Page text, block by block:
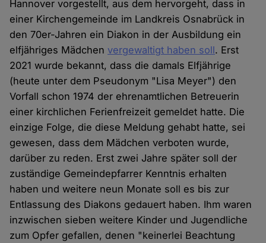
Hannover vorgestellt, aus dem hervorgeht, dass in
einer Kirchengemeinde im Landkreis Osnabrück in
den 70er-Jahren ein Diakon in der Ausbildung ein
elfjähriges Mädchenvergewaltigt haben soll. Erst
2021 wurde bekannt, dass die damals Elfjährige
(heute unter dem Pseudonym "Lisa Meyer") den
Vorfall schon 1974 der ehrenamtlichen Betreuerin
einer kirchlichen Ferienfreizeit gemeldet hatte. Die
einzige Folge, die diese Meldung gehabt hatte, sei
gewesen, dass dem Mädchen verboten wurde,
darüber zu reden. Erst zwei Jahre später soll der
zuständige Gemeindepfarrer Kenntnis erhalten
haben und weitere neun Monate soll es bis zur
Entlassung des Diakons gedauert haben. Ihm waren
inzwischen sieben weitere Kinder und Jugendliche
zum Opfer gefallen, denen "keinerlei Beachtung